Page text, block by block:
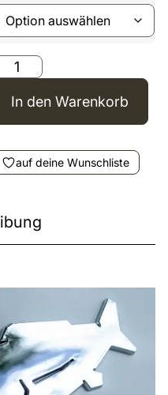
In den Warenkorb
auf deine Wunschliste